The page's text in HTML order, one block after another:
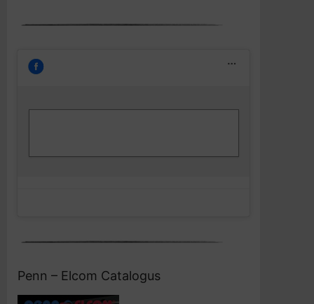
Penn – Elcom Catalogus